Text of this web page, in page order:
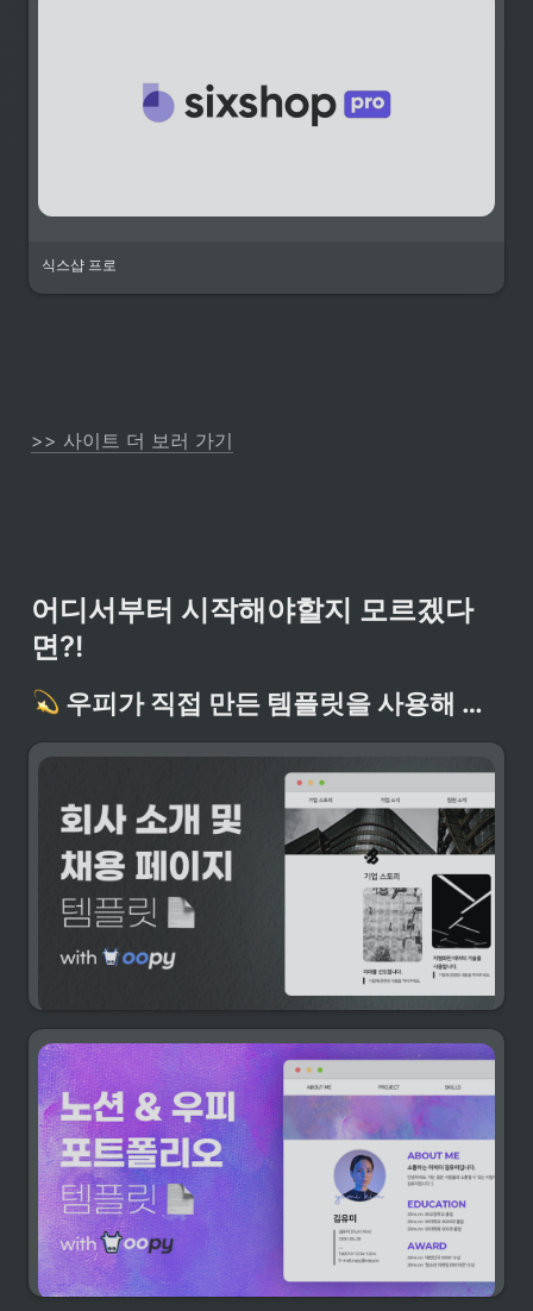
식스샵 프로
>> 사이트 더 보러 가기
어디서부터 시작해야할지 모르겠다
면?!
우피가 직접 만든 템플릿을 사용해 보세요